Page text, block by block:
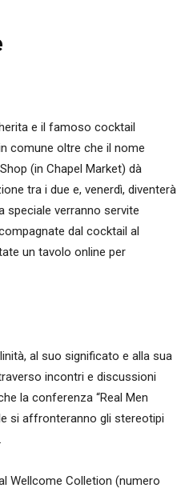
e il famoso cocktail
comune oltre che il nome
(in Chapel Market) dà
tra i due e, venerdì, diventerà
speciale verranno servite
dal cocktail al
un tavolo online per
al suo significato e alla sua
incontri e discussioni
la conferenza “Real Men
si affronteranno gli stereotipi
Wellcome Colletion (numero